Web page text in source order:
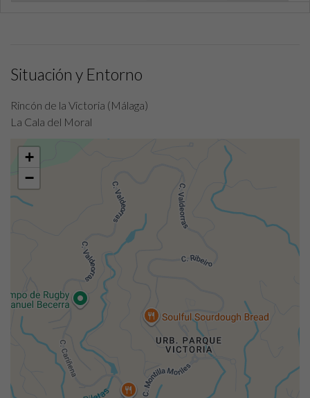
Situación y Entorno
Rincón de la Victoria (Málaga)
La Cala del Moral
+
−